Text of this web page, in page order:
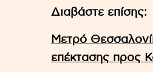
Διαβάστε επίσης:
Μετρό
επέκτασης προς